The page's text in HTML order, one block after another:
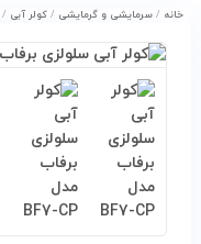
خانه / سرمایشی و گرمایشی / کولر آبی /